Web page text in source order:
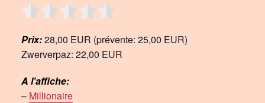
Prix:28,00 EUR (prévente: 25,00 EUR)
Zwerverpaz: 22,00 EUR
A l’affiche:
– Millionaire